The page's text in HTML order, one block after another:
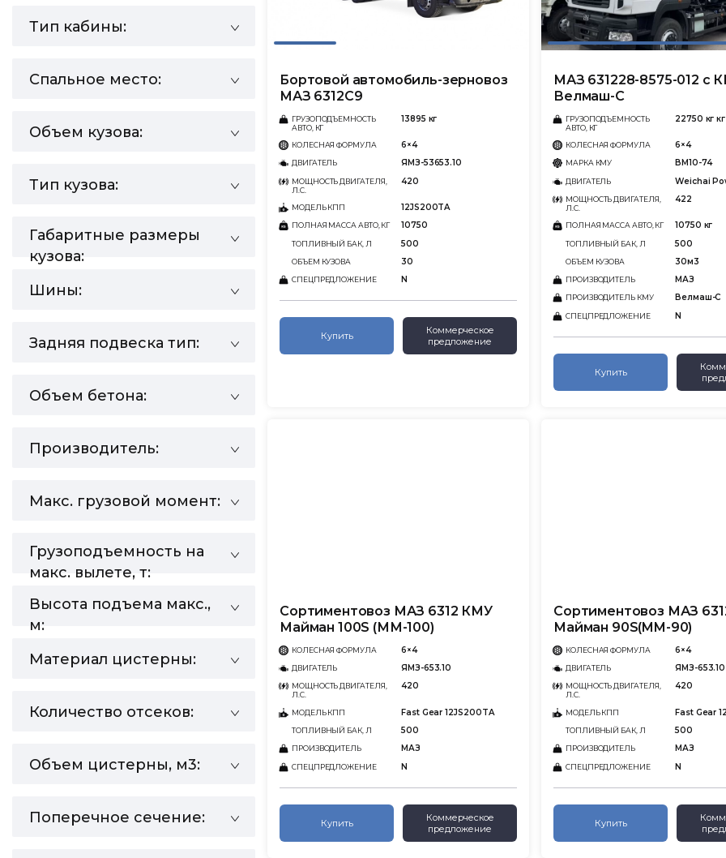
Тип кабины:
Спальное место:
Объем кузова:
Тип кузова:
Габаритные размеры
кузова:
Шины:
Задняя подвеска тип:
Объем бетона:
Производитель:
Макс. грузовой момент:
Грузоподъемность на
макс. вылете, т:
Высота подъема макс.,
м:
Материал цистерны:
Количество отсеков:
Объем цистерны, м3:
Поперечное сечение:
Бортовой автомобиль-зерновоз
МАЗ 6312С9
ГРУЗОПОДЪЕМНОСТЬ
АВТО, КГ
13895 кг
КОЛЕСНАЯ ФОРМУЛА 6×4
ДВИГАТЕЛЬ ЯМЗ-53653.10
МОЩНОСТЬ ДВИГАТЕЛЯ,
Л.С.
420
МОДЕЛЬ КПП 12JS200TA
ПОЛНАЯ МАССА АВТО, КГ 10750
ТОПЛИВНЫЙ БАК, Л 500
ОБЪЕМ КУЗОВА 30
СПЕЦПРЕДЛОЖЕНИЕ N
Купить
Коммерческое
предложение
МАЗ 631228-8575-012 с
Велмаш-С
ГРУЗОПОДЪЕМНОСТЬ
АВТО, КГ
22750 кг кг
КОЛЕСНАЯ ФОРМУЛА 6×4
МАРКА КМУ ВМ10-74
ДВИГАТЕЛЬ Wеichаi
МОЩНОСТЬ ДВИГАТЕЛЯ,
Л.С.
422
ПОЛНАЯ МАССА АВТО, КГ 10750 кг
ТОПЛИВНЫЙ БАК, Л 500
ОБЪЕМ КУЗОВА 30м3
ПРОИЗВОДИТЕЛЬ МАЗ
ПРОИЗВОДИТЕЛЬ КМУ Велмаш-С
СПЕЦПРЕДЛОЖЕНИЕ N
Купить
Сортиментовоз МАЗ 6312 КМУ
Майман 100S (ММ-100)
КОЛЕСНАЯ ФОРМУЛА 6×4
ДВИГАТЕЛЬ ЯМЗ-653.10
МОЩНОСТЬ ДВИГАТЕЛЯ,
Л.С.
420
МОДЕЛЬ КПП Fast Gear 12JS200TA
ТОПЛИВНЫЙ БАК, Л 500
ПРОИЗВОДИТЕЛЬ МАЗ
СПЕЦПРЕДЛОЖЕНИЕ N
Купить
Коммерческое
предложение
Сортиментовоз МАЗ
Майман 90S(MM-90)
КОЛЕСНАЯ ФОРМУЛА 6×4
ДВИГАТЕЛЬ ЯМЗ-653.10
МОЩНОСТЬ ДВИГАТЕЛЯ,
Л.С.
420
МОДЕЛЬ КПП Fast Gear
ТОПЛИВНЫЙ БАК, Л 500
ПРОИЗВОДИТЕЛЬ МАЗ
СПЕЦПРЕДЛОЖЕНИЕ N
Купить